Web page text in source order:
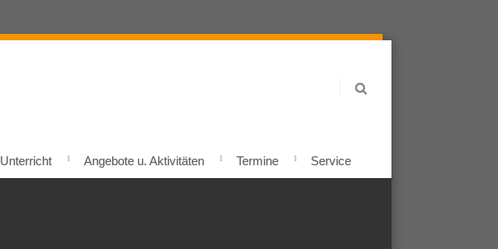
Unterricht Angebote u. Aktivitäten Termine Service